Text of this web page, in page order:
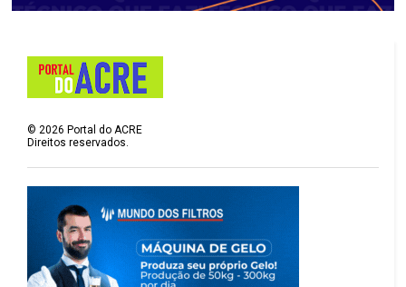
©2026 Portal do ACRE
Direitos reservados.